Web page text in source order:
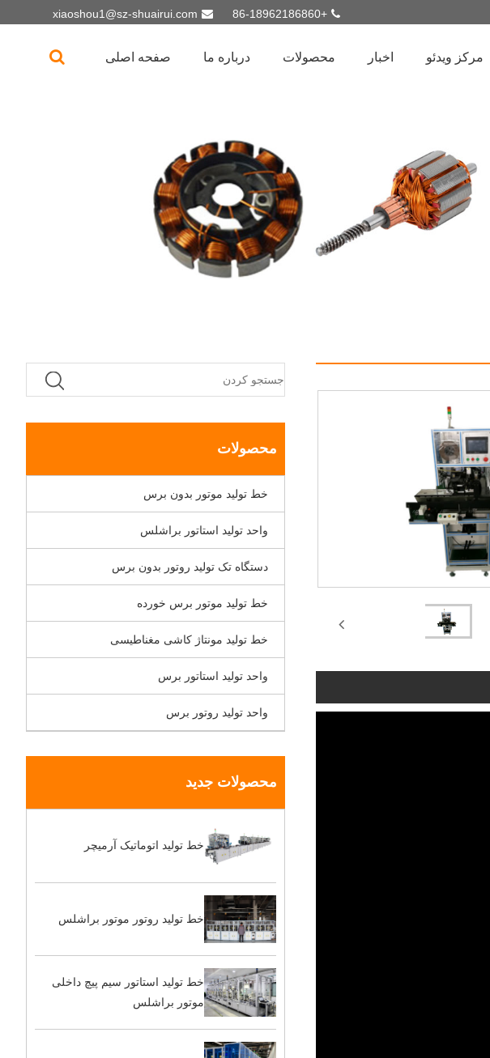
+86-18962186860
xiaoshou1@sz-shuairui.com
صفحه اصلی درباره ما محصولات اخبار مرکز ویدئو
محصولات
خط تولید موتور بدون برس
واحد تولید استاتور براشلس
دستگاه تک تولید روتور بدون برس
خط تولید موتور برس خورده
خط تولید مونتاژ کاشی مغناطیسی
واحد تولید استاتور برس
واحد تولید روتور برس
محصولات جدید
خط تولید اتوماتیک آرمیچر
خط تولید روتور موتور براشلس
خط تولید استاتور سیم پیچ داخلی
موتور براشلس